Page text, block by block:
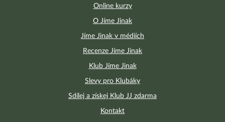
Online kurzy
O Jíme Jinak
Jíme Jinak v médiích
Recenze Jíme Jinak
Klub Jíme Jinak
Slevy pro Klubáky
Sdílej a získej Klub JJ zdarma
Kontakt